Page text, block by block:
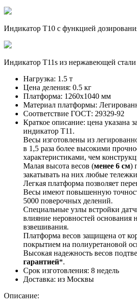
Индикатор Т10 с функцией
Индикатор Т11s из нержавеющей
Нагрузка: 1.5 т
Цена деления: 0.5 кг
Платформа: 1260х1040 мм
Материал платформы:
Соответствие ГОСТ: 29329-92
Краткое описание: цена указана
индикатор Т11.
Весы изготовлены из
в 1,5 раза более высокими
характеристиками, чем
Малая высота весов (менее 6 см)
закатывать на них любые
Легкая платформа позволяет
Весы имеют повышенную
5000 поверочных делений.
Специальные узлы встройки
влияние неровностей основания
взвешивания.
Платформа весов защищена от
покрытием на полиуретановой
Высокая надежность весов
гарантией*.
Срок изготовления: 8 недель
Доставка: из Москвы
Описание: